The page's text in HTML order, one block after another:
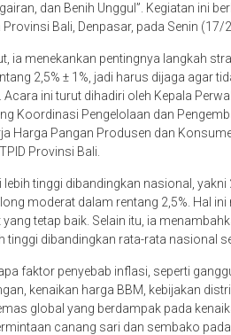
dan Benih Unggul”. Kegiatan ini
Bali, Denpasar, pada Senin (17/
ia menekankan pentingnya langkah
2,5% ± 1%, jadi harus dijaga agar
Acara ini turut dihadiri oleh Kepala
Koordinasi Pengelolaan dan
Harga Pangan Produsen dan
Provinsi Bali.
tinggi dibandingkan nasional,
moderat dalam rentang 2,5%. Hal
tetap baik. Selain itu, ia
tinggi dibandingkan rata-rata nasional
faktor penyebab inflasi, seperti
kenaikan harga BBM, kebijakan
global yang berdampak pada
canang sari dan sembako